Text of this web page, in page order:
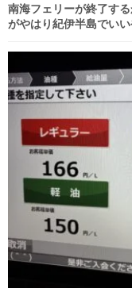
南海フェリーが終了す
がやはり紀伊半島でい